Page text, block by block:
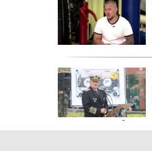
електронна война